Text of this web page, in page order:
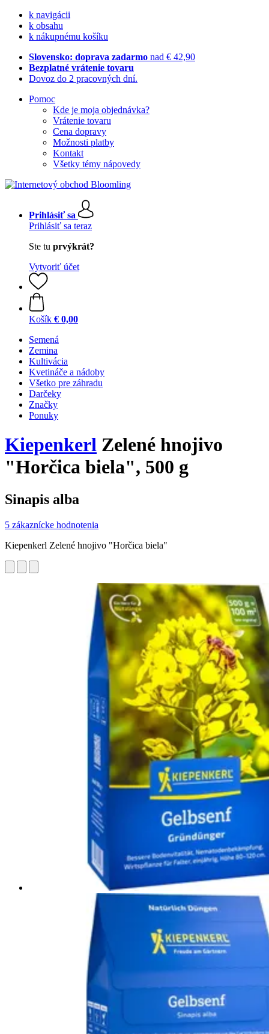
k navigácii
k obsahu
k nákupnému košíku
Slovensko: doprava zadarmo nad € 42,90
Bezplatné vrátenie tovaru
Dovoz do 2 pracovných dní.
Pomoc
Kde je moja objednávka?
Vrátenie tovaru
Cena dopravy
Možnosti platby
Kontakt
Všetky témy nápovedy
Prihlásiť sa
Prihlásiť sa teraz
Ste tu prvýkrát?
Vytvoriť účet
Košík € 0,00
Semená
Zemina
Kultivácia
Kvetináče a nádoby
Všetko pre záhradu
Darčeky
Značky
Ponuky
Kiepenkerl Zelené hnojivo
"Horčica biela", 500 g
Sinapis alba
5 zákaznícke hodnotenia
Kiepenkerl Zelené hnojivo "Horčica biela"